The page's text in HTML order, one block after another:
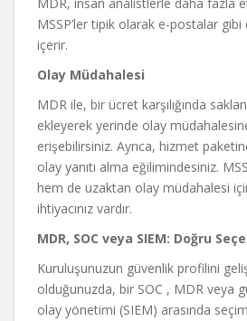
MSSP’ler tipik olarak e-postalar
içerir.
Olay Müdahalesi
MDR ile, bir ücret karşılığında
ekleyerek yerinde olay
erişebilirsiniz. Ayrıca, hizmet
olay yanıtı alma eğilimindesiniz.
hem de uzaktan olay müdahalesi
ihtiyacınız vardır.
MDR, SOC veya SIEM: Doğru
Kuruluşunuzun güvenlik profilini
olduğunuzda, bir SOC , MDR veya
olay yönetimi (SIEM) arasında